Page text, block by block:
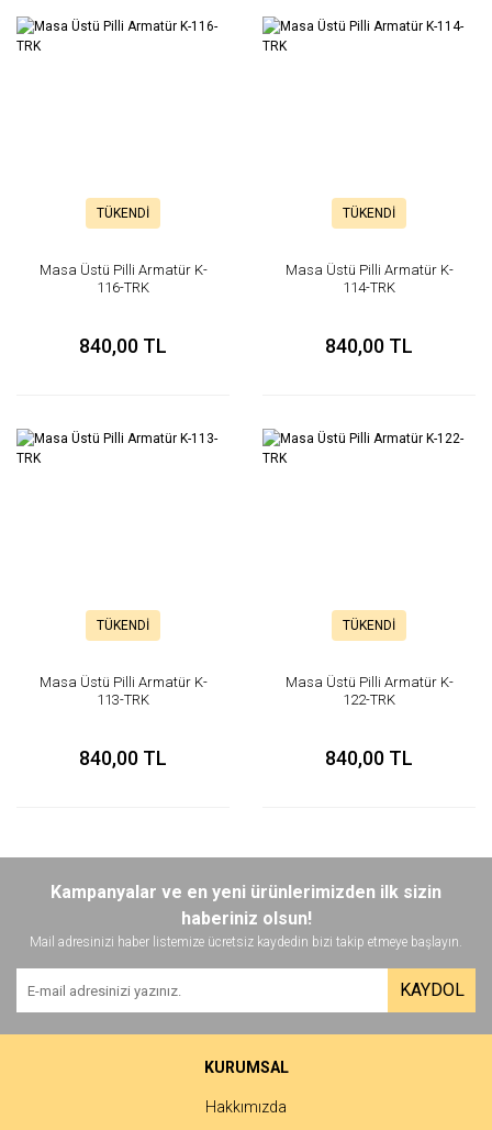
TÜKENDİ
Masa Üstü Pilli Armatür K-
116-TRK
840,00 TL
TÜKENDİ
Masa Üstü Pilli Armatür K-
114-TRK
840,00 TL
TÜKENDİ
Masa Üstü Pilli Armatür K-
113-TRK
840,00 TL
TÜKENDİ
Masa Üstü Pilli Armatür K-
122-TRK
840,00 TL
Kampanyalar ve en yeni ürünlerimizden ilk sizin
haberiniz olsun!
Mail adresinizi haber listemize ücretsiz kaydedin bizi takip etmeye başlayın.
KAYDOL
KURUMSAL
Hakkımızda